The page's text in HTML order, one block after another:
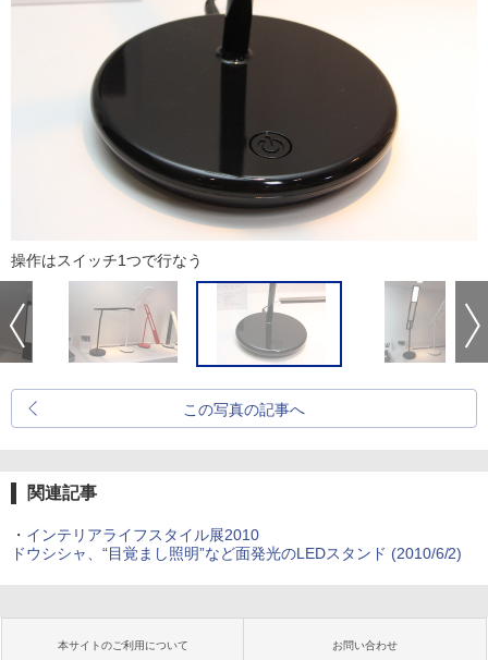
操作はスイッチ1つで行なう
この写真の記事へ
関連記事
・ インテリアライフスタイル展2010
ドウシシャ、“目覚まし照明”など面発光のLEDスタンド (2010/6/2)
本サイトのご利用について お問い合わせ